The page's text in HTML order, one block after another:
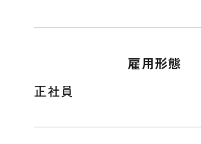
雇用形態
正社員